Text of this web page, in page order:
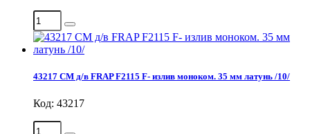
43217 СМ д/в FRAP F2115 F- излив моноком. 35 мм латунь /10/
Код: 43217